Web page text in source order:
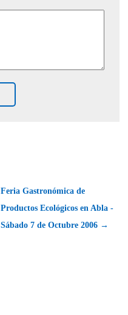
Feria Gastronómica de
Productos Ecológicos en Abla -
Sábado 7 de Octubre 2006 →